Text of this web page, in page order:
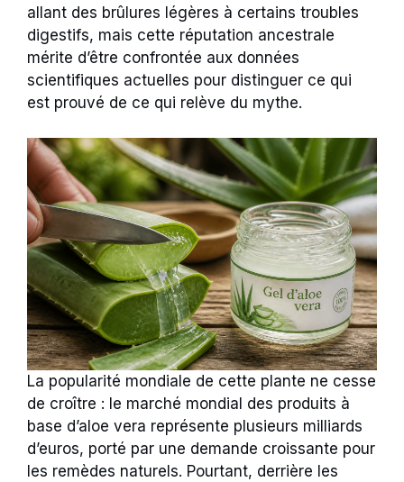
allant des brûlures légères à certains troubles
digestifs, mais cette réputation ancestrale
mérite d’être confrontée aux données
scientifiques actuelles pour distinguer ce qui
est prouvé de ce qui relève du mythe.
La popularité mondiale de cette plante ne cesse
de croître : le marché mondial des produits à
base d’aloe vera représente plusieurs milliards
d’euros, porté par une demande croissante pour
les remèdes naturels. Pourtant, derrière les